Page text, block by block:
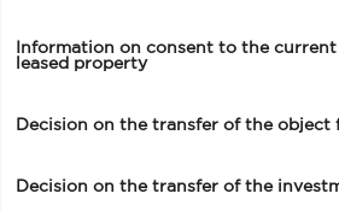
Information on consent to the
leased property
Decision on the transfer of the
Decision on the transfer of the